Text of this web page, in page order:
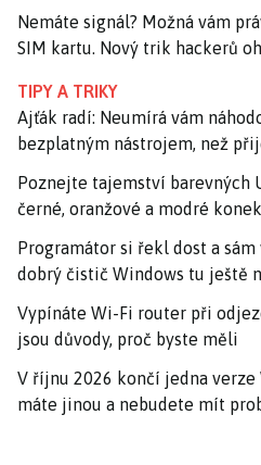
Nemáte signál? Možná vám
SIM kartu. Nový trik hackerů
TIPY A TRIKY
Ajťák radí: Neumírá vám
bezplatným nástrojem, než
Poznejte tajemství barevných
černé, oranžové a modré
Programátor si řekl dost a
dobrý čistič Windows tu ještě
Vypínáte Wi-Fi router při
jsou důvody, proč byste měli
V říjnu 2026 končí jedna verze
máte jinou a nebudete mít